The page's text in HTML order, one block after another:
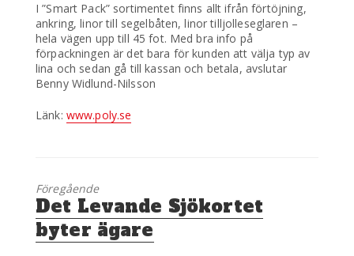
I ”Smart Pack” sortimentet finns allt ifrån förtöjning,
ankring, linor till segelbåten, linor tilljolleseglaren –
hela vägen upp till 45 fot. Med bra info på
förpackningen är det bara för kunden att välja typ av
lina och sedan gå till kassan och betala, avslutar
Benny Widlund-Nilsson
Länk: www.poly.se
Föregående
Föregående
inlägg:
Det Levande Sjökortet
byter ägare